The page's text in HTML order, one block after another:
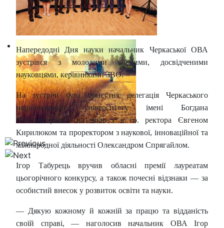
Напередодні Дня науки начальник Черкаської ОВА
зустрівся з молодими вченими, досвідченими
науковцями, керівниками ЗВО.
На зустрічі була присутня делегація Черкаського
національного університету імені Богдана
Хмельницького на чолі з в. о. ректора Євгеном
Кирилюком та проректором з наукової, інноваційної та
міжнародної діяльності Олександром Спрягайлом.
Ігор Табурець вручив обласні премії лауреатам
цьогорічного конкурсу, а також почесні відзнаки — за
особистий внесок у розвиток освіти та науки.
— Дякую кожному й кожній за працю та відданість
своїй справі, — наголосив начальник ОВА Ігор